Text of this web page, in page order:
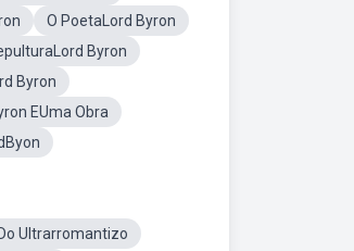
O PoetaLord Byron
Byron
Byron
EUma Obra
Ultrarromantizo